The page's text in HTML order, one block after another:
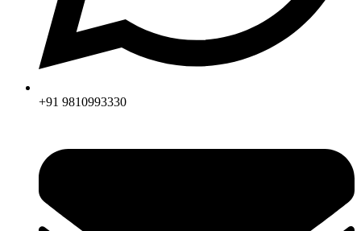
+91 9810993330